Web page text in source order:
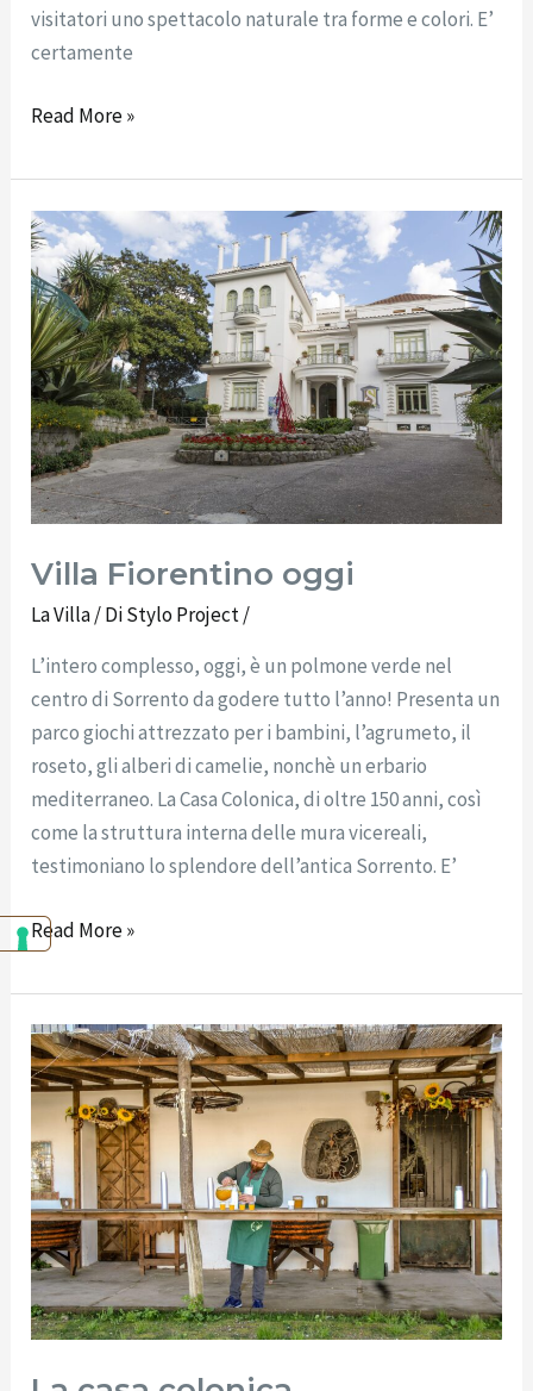
visitatori uno spettacolo naturale tra forme e colori. E’
certamente
Read More »
Villa Fiorentino oggi
La Villa/ DiStylo Project/
L’intero complesso, oggi, è un polmone verde nel
centro di Sorrento da godere tutto l’anno! Presenta un
parco giochi attrezzato per i bambini, l’agrumeto, il
roseto, gli alberi di camelie, nonchè un erbario
mediterraneo. La Casa Colonica, di oltre 150 anni, così
come la struttura interna delle mura vicereali,
testimoniano lo splendore dell’antica Sorrento. E’
Villa
Fiorentino
oggi
Read More »
La
casa
colonica